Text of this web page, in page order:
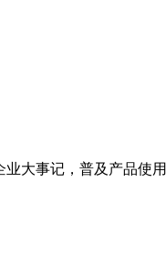
大事记，普及产品使